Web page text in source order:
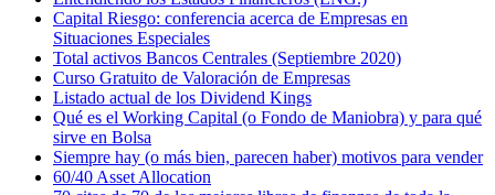
Capital Riesgo: conferencia acerca de Empresas en
Situaciones Especiales
Total activos Bancos Centrales (Septiembre 2020)
Curso Gratuito de Valoración de Empresas
Listado actual de los Dividend Kings
Qué es el Working Capital (o Fondo de Maniobra) y para qué
sirve en Bolsa
Siempre hay (o más bien, parecen haber) motivos para vender
60/40 Asset Allocation